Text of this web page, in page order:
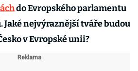
do Evropského parlamentu
Jaké nejvýraznější tváře budou
v Evropské unii?